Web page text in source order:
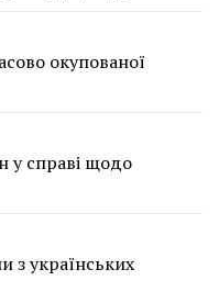
окупованої
у справі щодо
з українських